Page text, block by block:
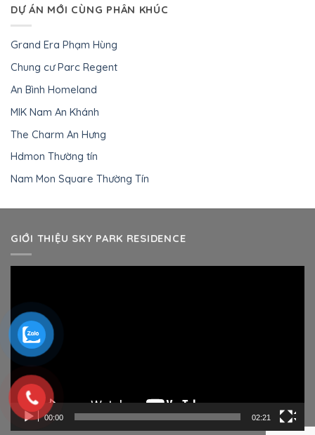
DỰ ÁN MỚI CÙNG PHÂN KHÚC
Grand Era Phạm Hùng
Chung cư Parc Regent
An Bình Homeland
MIK Nam An Khánh
The Charm An Hưng
Hdmon Thường tín
Nam Mon Square Thường Tín
GIỚI THIỆU SKY PARK RESIDENCE
00:00 02:21